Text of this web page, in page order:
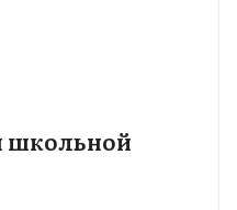
школьной